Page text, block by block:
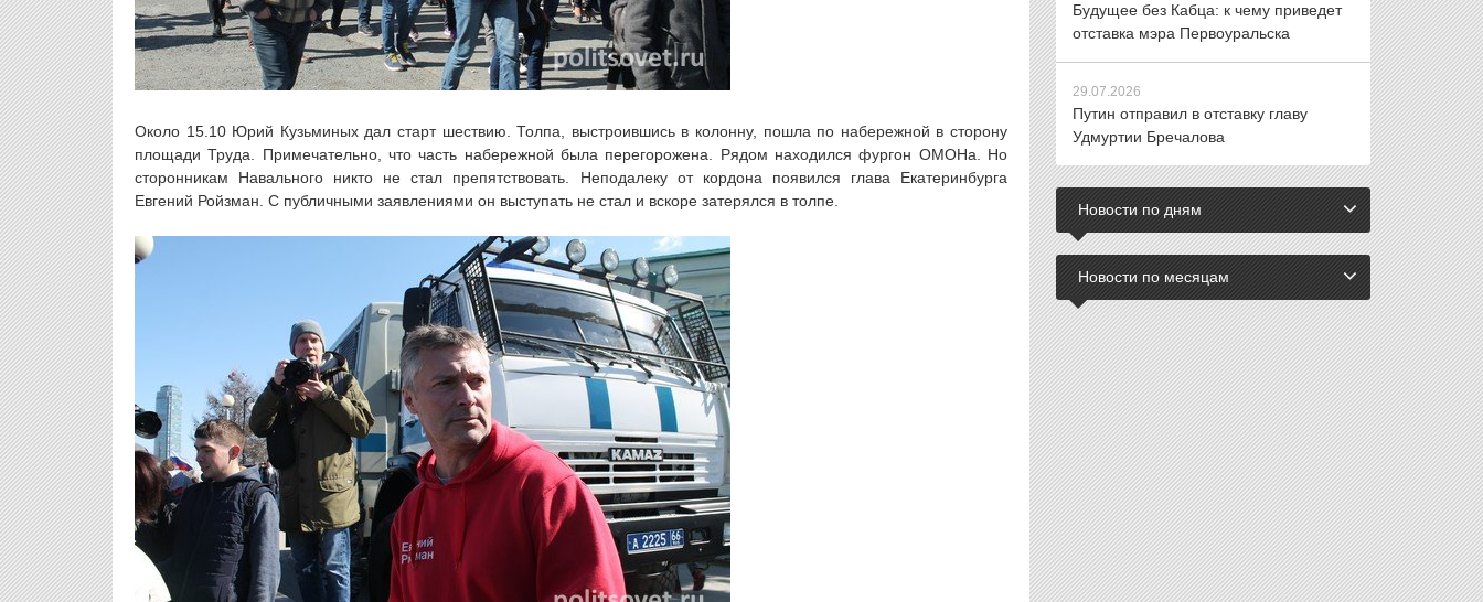
Около 15.10 Юрий Кузьминых дал старт шествию. Толпа, выстроившись в колонну, пошла по набережной в сторону
площади Труда. Примечательно, что часть набережной была перегорожена. Рядом находился фургон ОМОНа. Но
сторонникам Навального никто не стал препятствовать. Неподалеку от кордона появился глава Екатеринбурга
Евгений Ройзман. С публичными заявлениями он выступать не стал и вскоре затерялся в толпе.
Будущее без Кабца: к чему приведет
отставка мэра Первоуральска
29.07.2026
Путин отправил в отставку главу
Удмуртии Бречалова
Новости по дням
Новости по месяцам